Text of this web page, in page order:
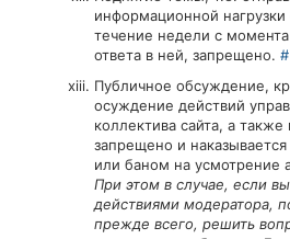
информационной
течение недели с
ответа в ней, запрещено. #
Публичное обсуждение,
осуждение действий
коллектива сайта, а также
запрещено и
или баном на усмотрение
При этом в случае, если
действиями модератора,
прежде всего, решить